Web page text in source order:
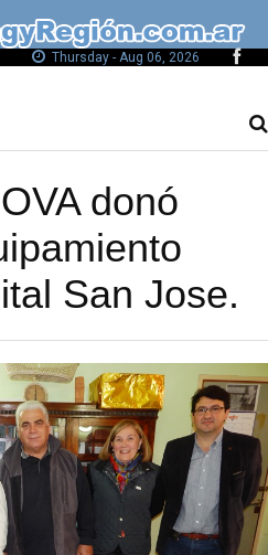
Thursday - Aug 06, 2026
donó
San Jose.